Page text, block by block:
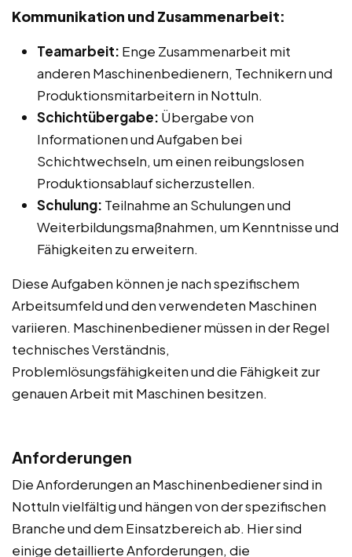
Kommunikation und Zusammenarbeit:
Teamarbeit: Enge Zusammenarbeit mit
anderen Maschinenbedienern, Technikern und
Produktionsmitarbeitern in Nottuln.
Schichtübergabe: Übergabe von
Informationen und Aufgaben bei
Schichtwechseln, um einen reibungslosen
Produktionsablauf sicherzustellen.
Schulung: Teilnahme an Schulungen und
Weiterbildungsmaßnahmen, um Kenntnisse und
Fähigkeiten zu erweitern.
Diese Aufgaben können je nach spezifischem
Arbeitsumfeld und den verwendeten Maschinen
variieren. Maschinenbediener müssen in der Regel
technisches Verständnis,
Problemlösungsfähigkeiten und die Fähigkeit zur
genauen Arbeit mit Maschinen besitzen.
Anforderungen
Die Anforderungen an Maschinenbediener sind in
Nottuln vielfältig und hängen von der spezifischen
Branche und dem Einsatzbereich ab. Hier sind
einige detaillierte Anforderungen, die